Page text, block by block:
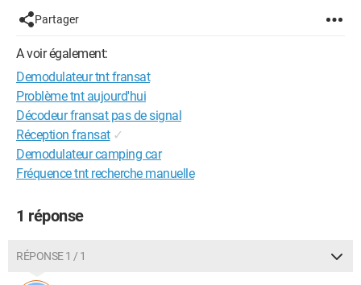
Partager
A voir également:
Demodulateur tnt fransat
Problème tnt aujourd'hui
Décodeur fransat pas de signal
Réception fransat ✓
Demodulateur camping car
Fréquence tnt recherche manuelle
1 réponse
RÉPONSE 1 / 1